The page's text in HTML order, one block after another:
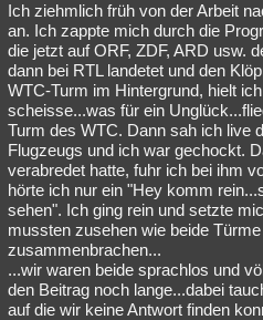
Ich ziehmlich früh von der Arbeit
an. Ich zappte mich durch die
die jetzt auf ORF, ZDF, ARD usw.
dann bei RTL landetet und den
WTC-Turm im Hintergrund, hielt
scheisse...was für ein
Turm des WTC. Dann sah ich live
Flugzeugs und ich war gechockt.
verabredet hatte, fuhr ich bei ihm
hörte ich nur ein "Hey komm
sehen". Ich ging rein und setzte
mussten zusehen wie beide
zusammenbrachen...
...wir waren beide sprachlos und
den Beitrag noch lange...dabei
auf die wir keine Antwort finden